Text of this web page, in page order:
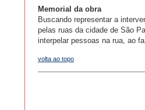
Memorial da obra
Buscando representar a
pelas ruas da cidade de São
interpelar pessoas na rua, ao
volta ao topo